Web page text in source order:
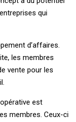
qui
d’affaires.
les membres
vente pour les
est
membres. ­Ceux-ci